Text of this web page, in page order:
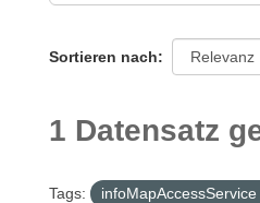
Sortieren nach
1 Datensatz
Tags:
infoMapAccessService